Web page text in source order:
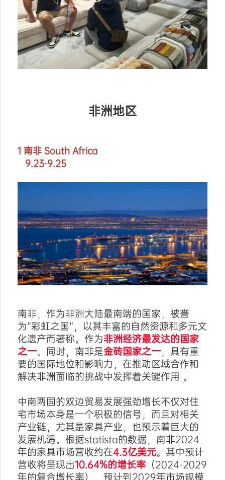
非洲地区
1 南非 South Africa
9.23-9.25
南非，作为非洲大陆最南端的国家，被誉
为“彩虹之国”，以其丰富的自然资源和多元文
化遗产而著称。作为非洲经济最发达的国家
之一。同时，南非是金砖国家之一，具有重
要的国际地位和影响力，在推动区域合作和
解决非洲面临的挑战中发挥着关键作用 。
中南两国的双边贸易发展强劲增长不仅对住
宅市场本身是一个积极的信号，而且对相关
产业链，尤其是家具产业，也预示着巨大的
发展机遇。根据statista的数据，南非2024
年的家具市场营收约在4.3亿美元。其中预计
营收将呈现出10.64%的增长率（2024-2029
年的复合增长率），预计到2029年市场规模